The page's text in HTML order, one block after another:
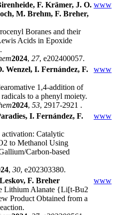
F. Krämer, J. O.
M. Brehm, F. Breher,
Boranes and their
Acids in Epoxide
2024, 27, e202400057.
www
Wenzel, I. Fernández, F.
1,4-addition of
to a phenyl moiety.
2024, 53, 2917-2921 .
www
I. Fernández, F.
Catalytic
to Methanol Using
Carbon-based
, 30, e202303380.
www
F. Breher
Lithium Alanate {Li[t-Bu2
Product Obtained from a
www